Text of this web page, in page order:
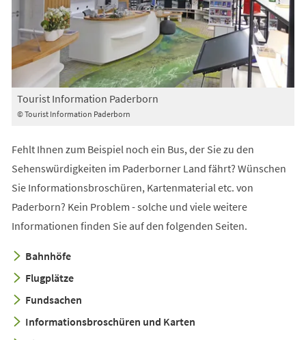
© Tourist Information Paderborn
Tourist Information Paderborn
Fehlt Ihnen zum Beispiel noch ein Bus, der Sie zu den
Sehenswürdigkeiten im Paderborner Land fährt? Wünschen
Sie Informationsbroschüren, Kartenmaterial etc. von
Paderborn? Kein Problem - solche und viele weitere
Informationen finden Sie auf den folgenden Seiten.
Bahnhöfe
Flugplätze
Fundsachen
Informationsbroschüren und Karten